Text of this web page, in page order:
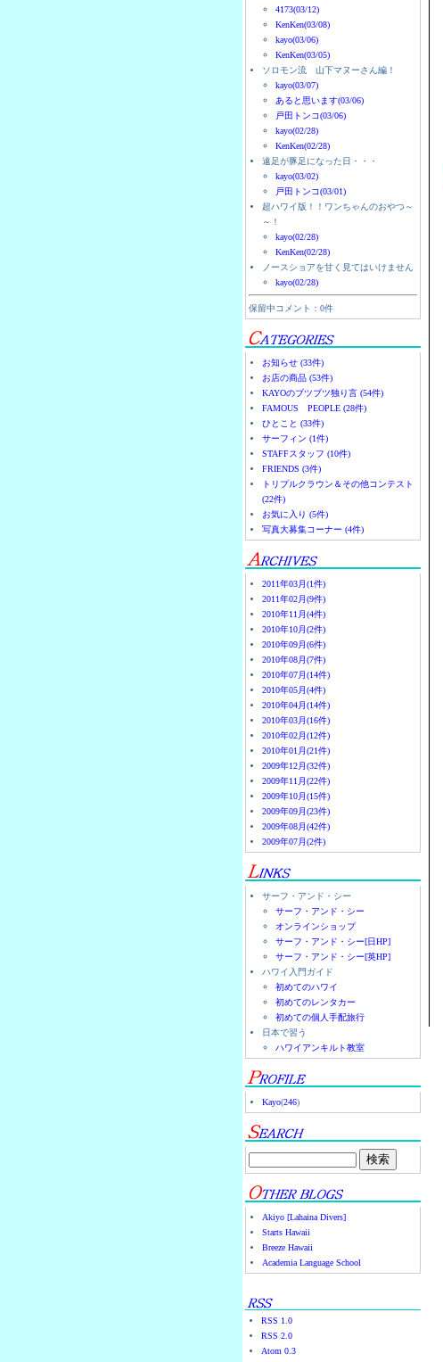
4173(03/12)
KenKen(03/08)
kayo(03/06)
KenKen(03/05)
ソロモン流 山下マヌーさん編！
kayo(03/07)
あると思います(03/06)
戸田トンコ(03/06)
kayo(02/28)
KenKen(02/28)
遠足が豚足になった日・・・
kayo(03/02)
戸田トンコ(03/01)
超ハワイ版！！ワンちゃんのおやつ～
～！
kayo(02/28)
KenKen(02/28)
ノースショアを甘く見てはいけません
kayo(02/28)
保留中コメント：0件
お知らせ (33件)
お店の商品 (53件)
KAYOのブツブツ独り言 (54件)
FAMOUS PEOPLE (28件)
ひとこと (33件)
サーフィン (1件)
STAFFスタッフ (10件)
FRIENDS (3件)
トリプルクラウン＆その他コンテスト
(22件)
お気に入り (5件)
写真大募集コーナー (4件)
2011年03月(1件)
2011年02月(9件)
2010年11月(4件)
2010年10月(2件)
2010年09月(6件)
2010年08月(7件)
2010年07月(14件)
2010年05月(4件)
2010年04月(14件)
2010年03月(16件)
2010年02月(12件)
2010年01月(21件)
2009年12月(32件)
2009年11月(22件)
2009年10月(15件)
2009年09月(23件)
2009年08月(42件)
2009年07月(2件)
サーフ・アンド・シー
サーフ・アンド・シー
オンラインショップ
サーフ・アンド・シー[日HP]
サーフ・アンド・シー[英HP]
ハワイ入門ガイド
初めてのハワイ
初めてのレンタカー
初めての個人手配旅行
日本で習う
ハワイアンキルト教室
Kayo(246)
Akiyo [Lahaina Divers]
Starts Hawaii
Breeze Hawaii
Academia Language School
RSS 1.0
RSS 2.0
Atom 0.3